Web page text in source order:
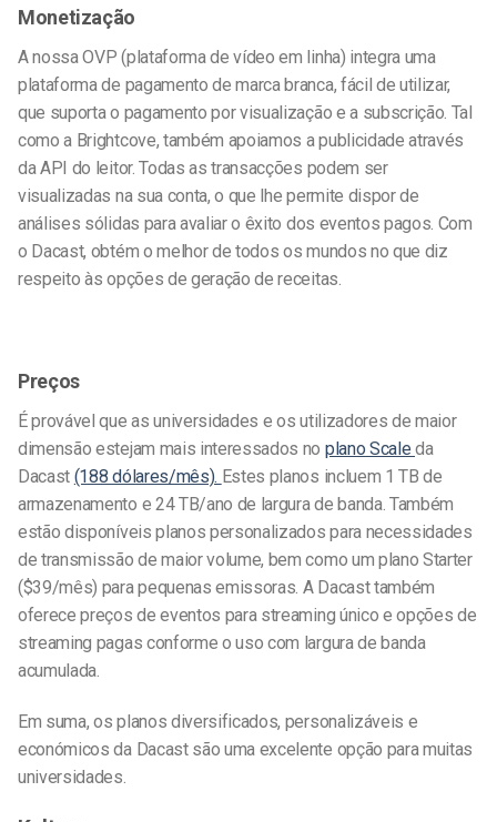
Monetização
A nossa OVP (plataforma de vídeo em linha) integra uma
plataforma de pagamento de marca branca, fácil de utilizar,
que suporta o pagamento por visualização e a subscrição. Tal
como a Brightcove, também apoiamos a publicidade através
da API do leitor. Todas as transacções podem ser
visualizadas na sua conta, o que lhe permite dispor de
análises sólidas para avaliar o êxito dos eventos pagos. Com
o Dacast, obtém o melhor de todos os mundos no que diz
respeito às opções de geração de receitas.
Preços
É provável que as universidades e os utilizadores de maior
dimensão estejam mais interessados no plano Scaleda
Dacast (188 dólares/mês). Estes planos incluem 1 TB de
armazenamento e 24 TB/ano de largura de banda. Também
estão disponíveis planos personalizados para necessidades
de transmissão de maior volume, bem como um plano Starter
($39/mês) para pequenas emissoras. A Dacast também
oferece preços de eventos para streaming único e opções de
streaming pagas conforme o uso com largura de banda
acumulada.
Em suma, os planos diversificados, personalizáveis e
económicos da Dacast são uma excelente opção para muitas
universidades.